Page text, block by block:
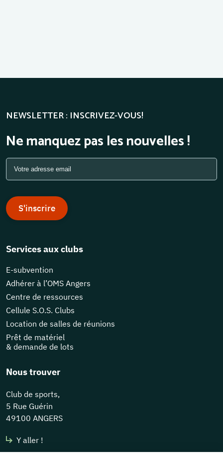
NEWSLETTER : INSCRIVEZ-VOUS!
Ne manquez pas les nouvelles !
S'inscrire
Services aux clubs
E-subvention
Adhérer à l’OMS Angers
Centre de ressources
Cellule S.O.S. Clubs
Location de salles de réunions
Prêt de matériel
& demande de lots
Nous trouver
Club de sports,
5 Rue Guérin
49100 ANGERS
Y aller !